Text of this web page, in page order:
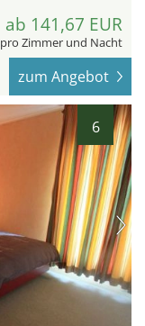
ab 141,67 EUR
pro Zimmer und Nacht
zum Angebot
6